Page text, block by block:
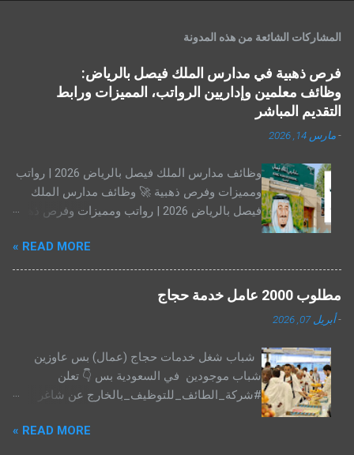
المشاركات الشائعة من هذه المدونة
فرص ذهبية في مدارس الملك فيصل بالرياض:
وظائف معلمين وإداريين الرواتب، المميزات ورابط
التقديم المباشر
مارس 14, 2026
وظائف مدارس الملك فيصل بالرياض 2026 | رواتب
ومميزات وفرص ذهبية 🚀 وظائف مدارس الملك
فيصل بالرياض 2026 | رواتب ومميزات وفرص ذهبية
للتوظيف تعتبر مدارس الملك فيصل بالرياض من
أبرز المدارس الأهلية والدولية في المملكة العربية
السعودية، حيث توفر بيئة تعليمية متطورة تجمع بين
المناهج العالمية و القيم العربية الأصيلة . مع قرب
بدء العام الدراسي الجديد، أعلنت المدارس عن فتح
الرياض في مجال التعليم والإدارة. 🏫 لماذا تختار
العمل في مدارس الملك فيصل؟ بيئة تعليمية
متطورة: تعتمد المدارس أحدث المناهج العالمية
وتتيح للمعلمين استخدام أساليب تدريس مبتكرة.
فرص تطوير مهني مستمر: برامج تدريبية وورش
READ MORE »
مطلوب 2000 عامل خدمة حجاج
أبريل 07, 2026
شباب شغل خدمات حجاج (عمال) بس عاوزين
شباب موجودين في السعودية بس 👇 تعلن
#شركة_الطائف_للتوظيف_بالخارج عن شاغر
وظيفى لكبرى شركات خدمات الحجاج بالسعودية
.. مكة المكرمة :- 👌📢📢📢تنويه هام .. (( من
READ MORE »